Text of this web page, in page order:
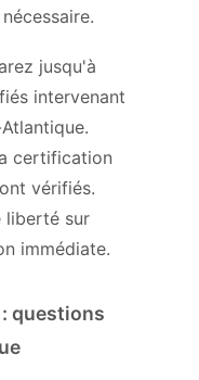
jusqu'à
intervenant
certification
vérifiés.
liberté sur
immédiate.
questions